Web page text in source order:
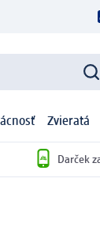
Zvieratá
Darček